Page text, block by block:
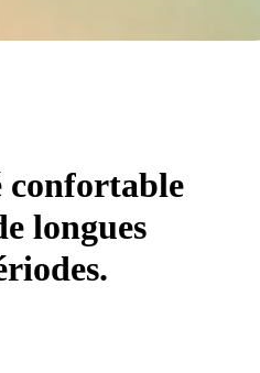
confortable
longues